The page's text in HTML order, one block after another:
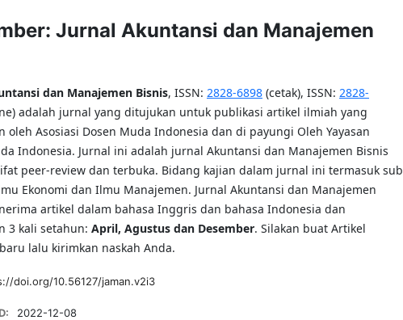
Jurnal Akuntansi dan Manajemen
dan Manajemen Bisnis, ISSN: 2828-6898 (cetak), ISSN: 2828-
adalah jurnal yang ditujukan untuk publikasi artikel ilmiah yang
oleh Asosiasi Dosen Muda Indonesia dan di payungi Oleh Yayasan
Indonesia. Jurnal ini adalah jurnal Akuntansi dan Manajemen Bisnis
peer-review dan terbuka. Bidang kajian dalam jurnal ini termasuk sub
Ekonomi dan Ilmu Manajemen. Jurnal Akuntansi dan Manajemen
artikel dalam bahasa Inggris dan bahasa Indonesia dan
3 kali setahun: April, Agustus dan Desember. Silakan buat Artikel
lalu kirimkan naskah Anda.
doi.org/10.56127/jaman.v2i3
2022-12-08